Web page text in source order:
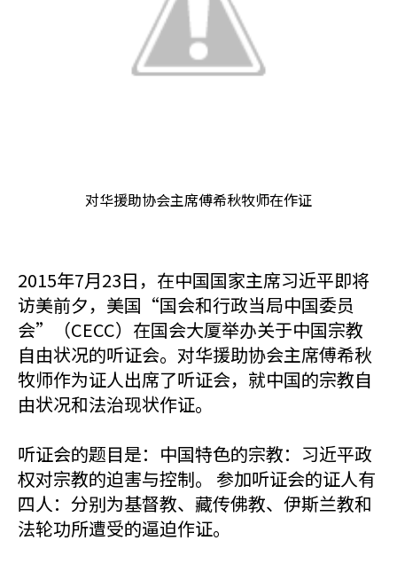
对华援助协会主席傅希秋牧师在作证
2015年7月23日，在中国国家主席习近平即将
访美前夕，美国“国会和行政当局中国委员
会”（CECC）在国会大厦举办关于中国宗教
自由状况的听证会。对华援助协会主席傅希秋
牧师作为证人出席了听证会，就中国的宗教自
由状况和法治现状作证。
听证会的题目是：中国特色的宗教：习近平政
权对宗教的迫害与控制。 参加听证会的证人有
四人：分别为基督教、藏传佛教、伊斯兰教和
法轮功所遭受的逼迫作证。